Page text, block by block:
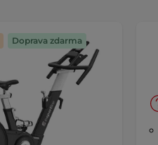
Doprava zdarma